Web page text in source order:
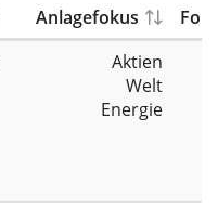
Anlagefokus
Aktien
Welt
Energie